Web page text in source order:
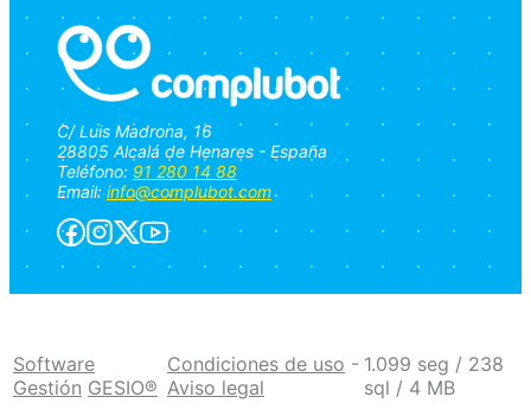
C/ Luis Madrona, 16
28805 Alcalá de Henares - España
Teléfono: 91 280 14 88
Email: info@complubot.com
Software
Gestión GESIO®
Condiciones de uso -
Aviso legal
1.099 seg / 238
sql / 4 MB